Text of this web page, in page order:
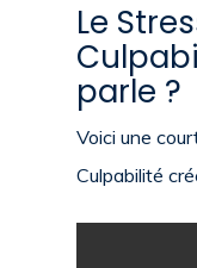
Le
parle ?
Voici une
Culpabilité